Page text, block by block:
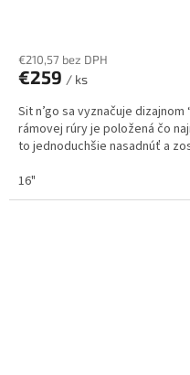
€210,57 bez DPH
€259 / ks
Sit n’go sa vyznačuje
rámovej rúry je položená čo
to jednoduchšie nasadnúť a
16"